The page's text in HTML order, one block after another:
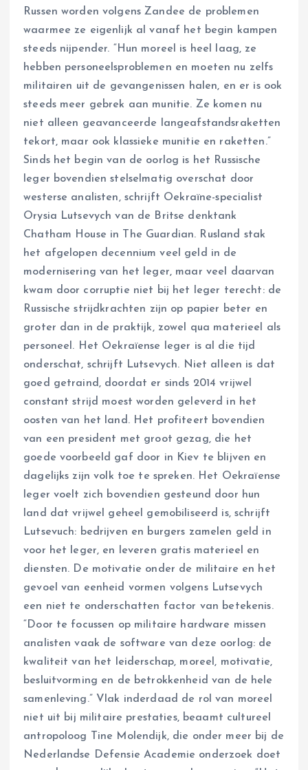
Russen worden volgens Zandee de problemen
waarmee ze eigenlijk al vanaf het begin kampen
steeds nijpender. “Hun moreel is heel laag, ze
hebben personeelsproblemen en moeten nu zelfs
militairen uit de gevangenissen halen, en er is ook
steeds meer gebrek aan munitie. Ze komen nu
niet alleen geavanceerde langeafstandsraketten
tekort, maar ook klassieke munitie en raketten.”
Sinds het begin van de oorlog is het Russische
leger bovendien stelselmatig overschat door
westerse analisten, schrijft Oekraïne-specialist
Orysia Lutsevych van de Britse denktank
Chatham House in The Guardian. Rusland stak
het afgelopen decennium veel geld in de
modernisering van het leger, maar veel daarvan
kwam door corruptie niet bij het leger terecht: de
Russische strijdkrachten zijn op papier beter en
groter dan in de praktijk, zowel qua materieel als
personeel. Het Oekraïense leger is al die tijd
onderschat, schrijft Lutsevych. Niet alleen is dat
goed getraind, doordat er sinds 2014 vrijwel
constant strijd moest worden geleverd in het
oosten van het land. Het profiteert bovendien
van een president met groot gezag, die het
goede voorbeeld gaf door in Kiev te blijven en
dagelijks zijn volk toe te spreken. Het Oekraïense
leger voelt zich bovendien gesteund door hun
land dat vrijwel geheel gemobiliseerd is, schrijft
Lutsevuch: bedrijven en burgers zamelen geld in
voor het leger, en leveren gratis materieel en
diensten. De motivatie onder de militaire en het
gevoel van eenheid vormen volgens Lutsevych
een niet te onderschatten factor van betekenis.
“Door te focussen op militaire hardware missen
analisten vaak de software van deze oorlog: de
kwaliteit van het leiderschap, moreel, motivatie,
besluitvorming en de betrokkenheid van de hele
samenleving.” Vlak inderdaad de rol van moreel
niet uit bij militaire prestaties, beaamt cultureel
antropoloog Tine Molendijk, die onder meer bij de
Nederlandse Defensie Academie onderzoek doet